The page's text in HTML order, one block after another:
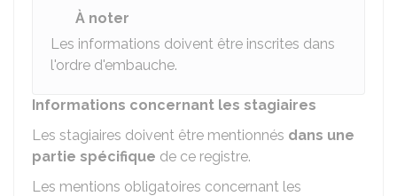
À noter
Les informations doivent être inscrites dans
l'ordre d'embauche.
Informations concernant les stagiaires
Les stagiaires doivent être mentionnés dans une
partie spécifique de ce registre.
Les mentions obligatoires concernant les